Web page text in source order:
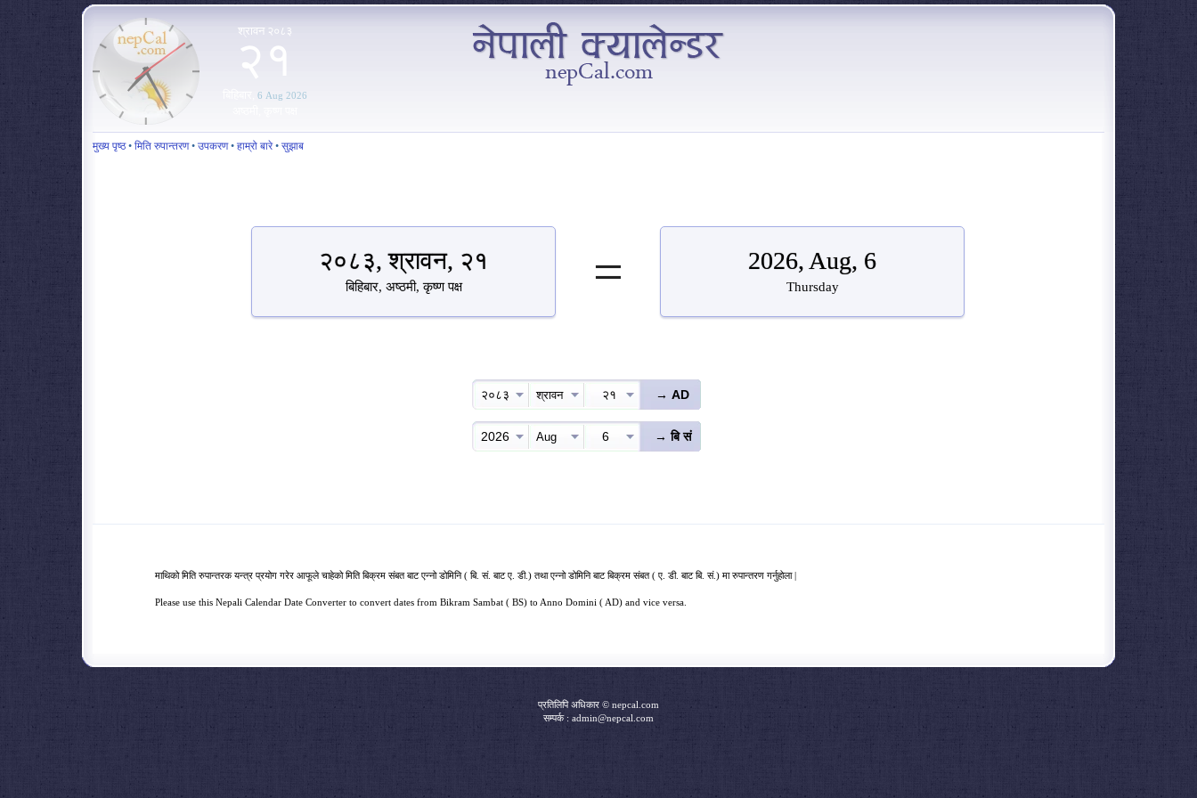
श्रावन २०८३
२१
6 Aug 2026
मुख्य पृष्ठ• मिति रुपान्तरण• उपकरण• हाम्रो बारे• सुझाब
२०८३, श्रावन, २१
बिहिबार, अष्ठमी, कृष्ण पक्ष = 2026, Aug, 6
Thursday
२०८३ श्रावन २१
2026 Aug 6
माथिको मिति रुपान्तरक यन्त्र प्रयोग गरेर आफूले चाहेको मिति बिक्रम संबत बाट एन्नो डोमिनि ( बि. सं. बाट ए. डी.) तथा एन्नो डोमिनि बाट बिक्रम संबत ( ए. डी. बाट बि. सं.) मा रुपान्तरण गर्नुहोला |
Please use this Nepali Calendar Date Converter to convert dates from Bikram Sambat ( BS) to Anno Domini ( AD) and vice versa.
प्रतिलिपि अधिकार © nepcal.com
सम्पर्क : admin@nepcal.com